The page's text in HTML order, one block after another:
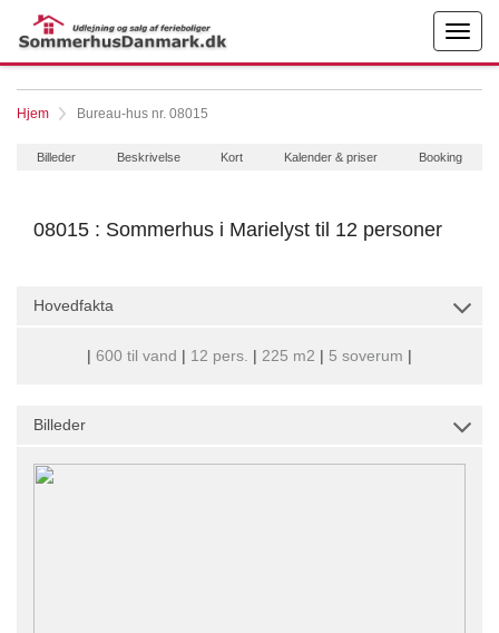
Hjem Bureau-hus nr. 08015
Billeder Beskrivelse Kort Kalender & priser Booking
08015 : Sommerhus i Marielyst til 12 personer
Hovedfakta
| 600 til vand | 12 pers. | 225 m2 | 5 soverum |
Billeder